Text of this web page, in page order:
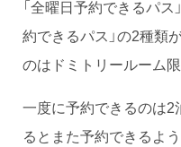
「全曜日予約できるパス
約できるパス」の2種類
のはドミトリールーム限
一度に予約できるのは2
るとまた予約できるよ